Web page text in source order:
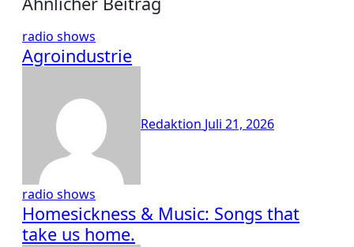
radio shows
Agroindustrie
Redaktion Juli 21, 2026
radio shows
Homesickness & Music: Songs that
take us home.